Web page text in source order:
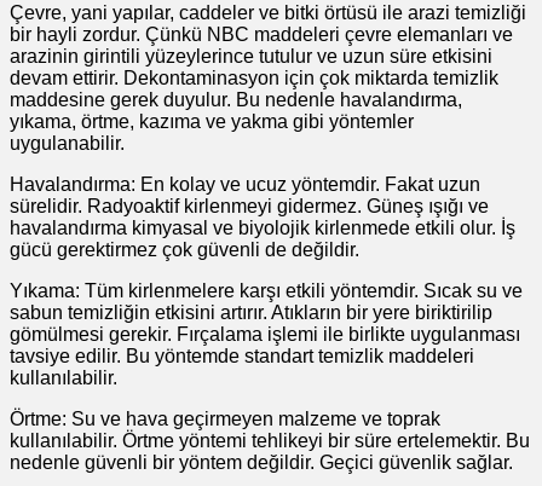
Çevre, yani yapılar, caddeler ve bitki örtüsü ile arazi temizliği
bir hayli zordur. Çünkü NBC maddeleri çevre elemanları ve
arazinin girintili yüzeylerince tutulur ve uzun süre etkisini
devam ettirir. Dekontaminasyon için çok miktarda temizlik
maddesine gerek duyulur. Bu nedenle havalandırma,
yıkama, örtme, kazıma ve yakma gibi yöntemler
uygulanabilir.
Havalandırma: En kolay ve ucuz yöntemdir. Fakat uzun
sürelidir. Radyoaktif kirlenmeyi gidermez. Güneş ışığı ve
havalandırma kimyasal ve biyolojik kirlenmede etkili olur. İş
gücü gerektirmez çok güvenli de değildir.
Yıkama: Tüm kirlenmelere karşı etkili yöntemdir. Sıcak su ve
sabun temizliğin etkisini artırır. Atıkların bir yere biriktirilip
gömülmesi gerekir. Fırçalama işlemi ile birlikte uygulanması
tavsiye edilir. Bu yöntemde standart temizlik maddeleri
kullanılabilir.
Örtme: Su ve hava geçirmeyen malzeme ve toprak
kullanılabilir. Örtme yöntemi tehlikeyi bir süre ertelemektir. Bu
nedenle güvenli bir yöntem değildir. Geçici güvenlik sağlar.